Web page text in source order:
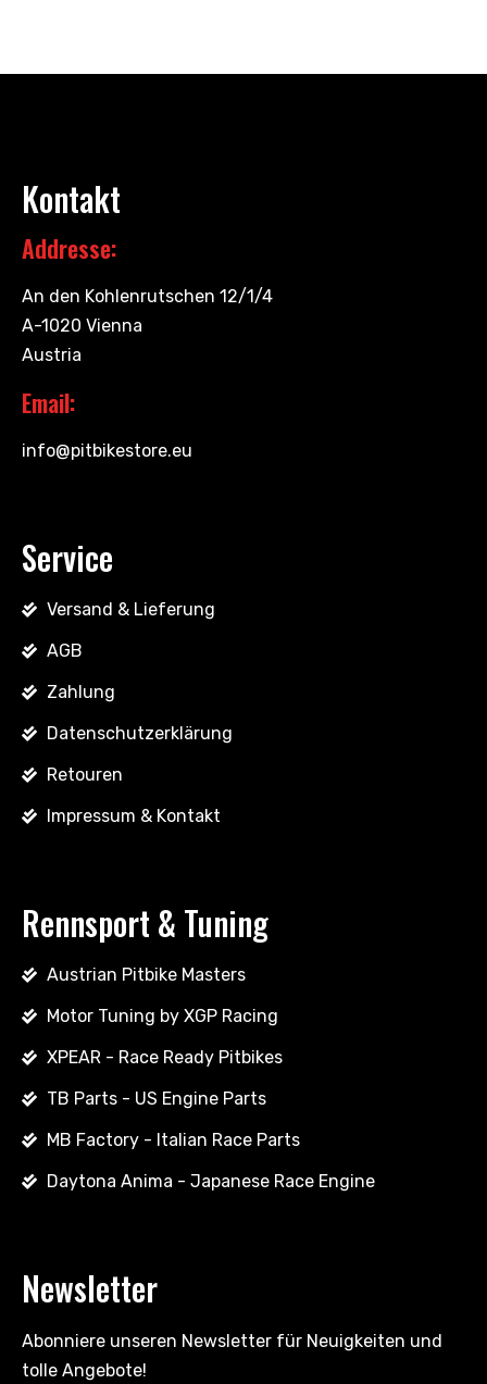
Kontakt
Addresse:
An den Kohlenrutschen 12/1/4
A-1020 Vienna
Austria
Email:
info@pitbikestore.eu
Service
Versand & Lieferung
AGB
Zahlung
Datenschutzerklärung
Retouren
Impressum & Kontakt
Rennsport & Tuning
Austrian Pitbike Masters
Motor Tuning by XGP Racing
XPEAR - Race Ready Pitbikes
TB Parts - US Engine Parts
MB Factory - Italian Race Parts
Daytona Anima - Japanese Race Engine
Newsletter
Abonniere unseren Newsletter für Neuigkeiten und
tolle Angebote!